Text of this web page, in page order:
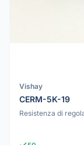
Vishay
CERM-5K-19
Resistenza di